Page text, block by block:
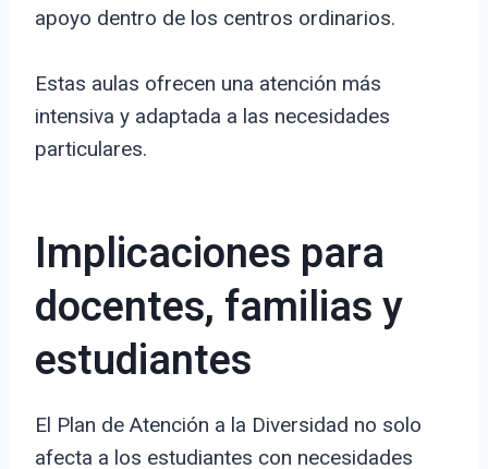
apoyo dentro de los centros ordinarios.
Estas aulas ofrecen una atención más
intensiva y adaptada a las necesidades
particulares.
Implicaciones para
docentes, familias y
estudiantes
El Plan de Atención a la Diversidad no solo
afecta a los estudiantes con necesidades